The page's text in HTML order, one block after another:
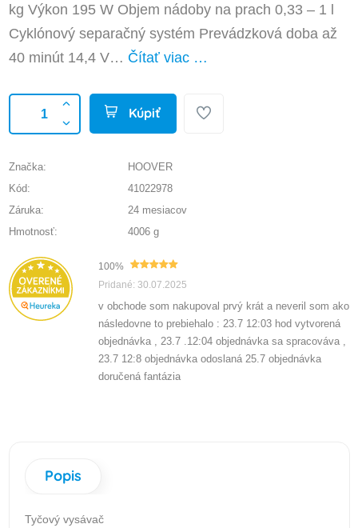
kg Výkon 195 W Objem nádoby na prach 0,33 – 1 l
Cyklónový separačný systém Prevádzková doba až
40 minút 14,4 V… Čítať viac …
Kúpiť
Značka:
HOOVER
Kód:
41022978
Záruka:
24 mesiacov
Hmotnosť:
4006 g
100%
Pridané: 30.07.2025
v obchode som nakupoval prvý krát a neveril som ako
následovne to prebiehalo : 23.7 12:03 hod vytvorená
objednávka , 23.7 .12:04 objednávka sa spracováva ,
23.7 12:8 objednávka odoslaná 25.7 objednávka
doručená fantázia
Popis
Tyčový vysávač